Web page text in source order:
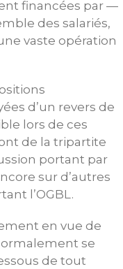
financées par —
des salariés,
vaste opération
d’un revers de
lors de ces
de la tripartite
portant par
sur d’autres
l’OGBL.
en vue de
se
de tout